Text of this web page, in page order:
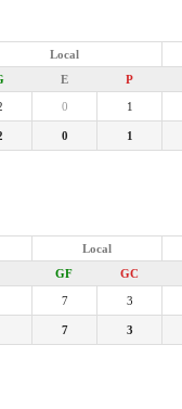
Local
E P
0 1
0 1
Local
GF GC
7 3
7 3